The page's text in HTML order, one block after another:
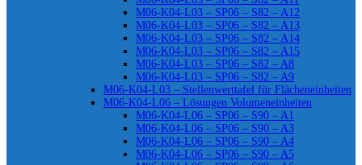
M06-K04-L03 – SP06 – S82 – A12
M06-K04-L03 – SP06 – S82 – A13
M06-K04-L03 – SP06 – S82 – A14
M06-K04-L03 – SP06 – S82 – A15
M06-K04-L03 – SP06 – S82 – A8
M06-K04-L03 – SP06 – S82 – A9
M06-K04-L03 – Stellenwerttafel für Flächeneinheiten
M06-K04-L06 – Lösungen Volumeneinheiten
M06-K04-L06 – SP06 – S90 – A1
M06-K04-L06 – SP06 – S90 – A3
M06-K04-L06 – SP06 – S90 – A4
M06-K04-L06 – SP06 – S90 – A5